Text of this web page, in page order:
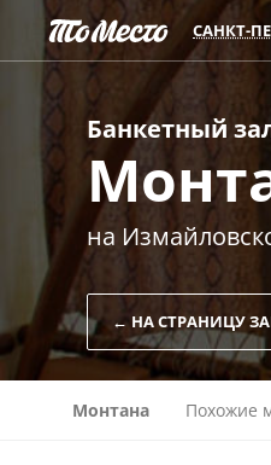
САНКТ-
Банкетный
на
← НА СТРАНИЦУ
Монтана Похожие